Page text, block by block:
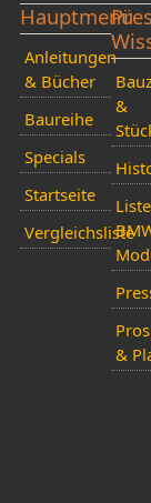
Hauptmenü
Anleitungen
& Bücher
Baureihe
Specials
Startseite
Vergleichsliste
&
&